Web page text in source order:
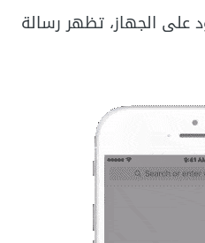
على الجهاز، تظهر رسالة